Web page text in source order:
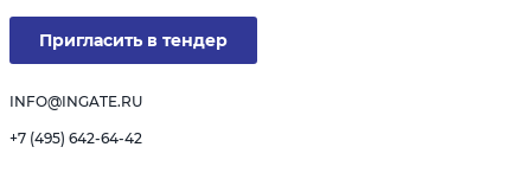
Пригласить в тендер
INFO@INGATE.RU
+7 (495) 642-64-42